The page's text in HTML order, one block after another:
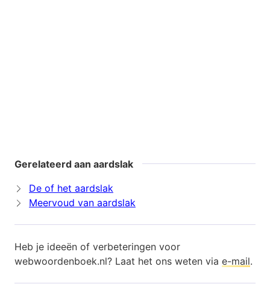
Gerelateerd aan aardslak
De of het aardslak
Meervoud van aardslak
Heb je ideeën of verbeteringen voor
webwoordenboek.nl? Laat het ons weten via e-mail.